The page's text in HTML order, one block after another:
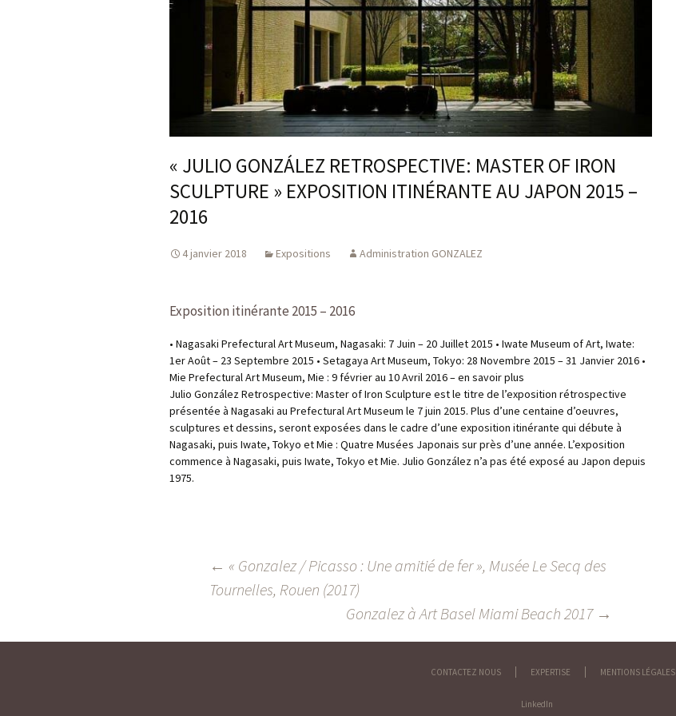
« JULIO GONZÁLEZ RETROSPECTIVE: MASTER OF IRON
SCULPTURE » EXPOSITION ITINÉRANTE AU JAPON 2015 –
2016
4 janvier 2018 Expositions Administration GONZALEZ
Exposition itinérante 2015 – 2016
• Nagasaki Prefectural Art Museum, Nagasaki: 7 Juin – 20 Juillet 2015 • Iwate Museum of Art, Iwate:
1er Août – 23 Septembre 2015 • Setagaya Art Museum, Tokyo: 28 Novembre 2015 – 31 Janvier 2016 •
Mie Prefectural Art Museum, Mie : 9 février au 10 Avril 2016 – en savoir plus
Julio González Retrospective: Master of Iron Sculpture est le titre de l’exposition rétrospective
présentée à Nagasaki au Prefectural Art Museum le 7 juin 2015. Plus d’une centaine d’oeuvres,
sculptures et dessins, seront exposées dans le cadre d’une exposition itinérante qui débute à
Nagasaki, puis Iwate, Tokyo et Mie : Quatre Musées Japonais sur près d’une année. L’exposition
commence à Nagasaki, puis Iwate, Tokyo et Mie. Julio González n’a pas été exposé au Japon depuis
1975.
← « Gonzalez / Picasso : Une amitié de fer », Musée Le Secq des
Tournelles, Rouen (2017)
Gonzalez à Art Basel Miami Beach 2017 →
CONTACTEZ NOUS EXPERTISE MENTIONS LÉGALES
LinkedIn